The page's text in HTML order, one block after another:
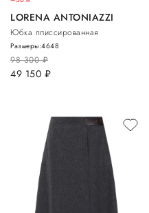
LORENA ANTONIAZZI
Юбка плиссированная
98 300руб.
49 150 руб.
Размеры:4648